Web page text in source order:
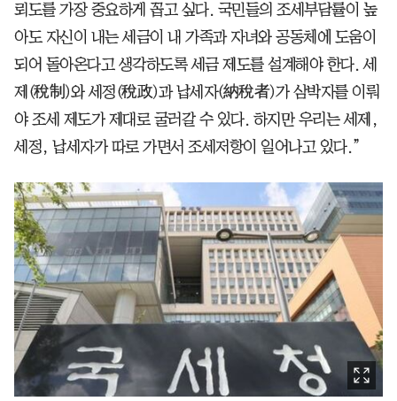
뢰도를 가장 중요하게 꼽고 싶다. 국민들의 조세부담률이 높
아도 자신이 내는 세금이 내 가족과 자녀와 공동체에 도움이
되어 돌아온다고 생각하도록 세금 제도를 설계해야 한다. 세
제(稅制)와 세정(稅政)과 납세자(納稅者)가 삼박자를 이뤄
야 조세 제도가 제대로 굴러갈 수 있다. 하지만 우리는 세제,
세정, 납세자가 따로 가면서 조세저항이 일어나고 있다.”